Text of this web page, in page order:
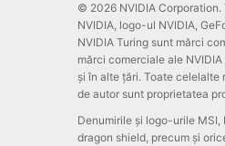
© 2026 NVIDIA
NVIDIA, logo-ul NVIDIA,
NVIDIA Turing sunt mărci
mărci comerciale ale
și în alte țări. Toate celelalte
de autor sunt proprietatea
Denumirile și logo-urile MSI,
dragon shield, precum și